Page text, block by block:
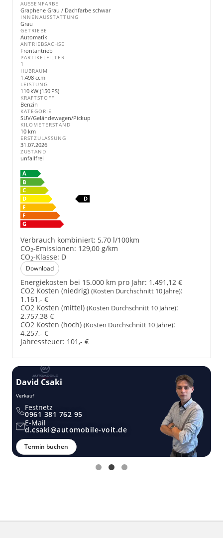
AUSSENFARBE
Graphene Grau / Dachfarbe schwar
INNENAUSSTATTUNG
Grau
GETRIEBE
Automatik
ANTRIEBSACHSE
Frontantrieb
PARTIKELFILTER
1
HUBRAUM
1.498 ccm
LEISTUNG
110 kW (150 PS)
KRAFTSTOFF
Benzin
KATEGORIE
SUV/Geländewagen/Pickup
KILOMETERSTAND
10 km
ERSTZULASSUNG
31.07.2026
ZUSTAND
unfallfrei
Verbrauch kombiniert: 5,70 l/100km
CO2-Emissionen: 129,00 g/km
CO2-Klasse: D
Download
Energiekosten bei 15.000 km pro Jahr: 1.491,12 €
CO2 Kosten (niedrig) (Kosten Durchschnitt 10 Jahre):
1.161,- €
CO2 Kosten (mittel) (Kosten Durchschnitt 10 Jahre):
2.757,38 €
CO2 Kosten (hoch) (Kosten Durchschnitt 10 Jahre):
4.257,- €
Jahressteuer: 101,- €
David Csaki
Verkauf
Festnetz
0961 381 762 95
E-Mail
d.csaki@automobile-voit.de
Termin buchen